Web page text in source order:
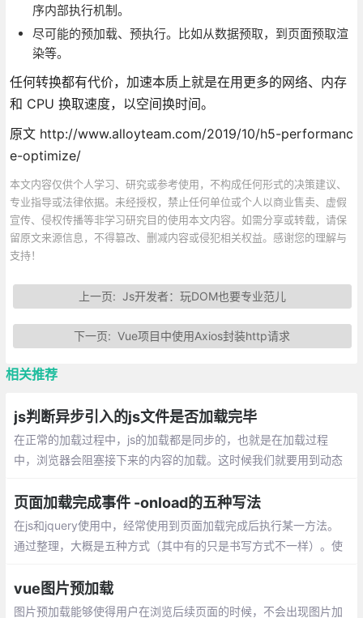
序内部执行机制。
尽可能的预加载、预执行。比如从数据预取，到页面预取渲
染等。
任何转换都有代价，加速本质上就是在用更多的网络、内存
和 CPU 换取速度，以空间换时间。
原文 http://www.alloyteam.com/2019/10/h5-performanc
e-optimize/
本文内容仅供个人学习、研究或参考使用，不构成任何形式的决策建议、
专业指导或法律依据。未经授权，禁止任何单位或个人以商业售卖、虚假
宣传、侵权传播等非学习研究目的使用本文内容。如需分享或转载，请保
留原文来源信息，不得篡改、删减内容或侵犯相关权益。感谢您的理解与
支持！
上一页: Js开发者：玩DOM也要专业范儿
下一页:Vue项目中使用Axios封装http请求
相关推荐
js判断异步引入的js文件是否加载完毕
在正常的加载过程中，js的加载都是同步的，也就是在加载过程
中，浏览器会阻塞接下来的内容的加载。这时候我们就要用到动态
s文件里的东西
页面加载完成事件 -onload的五种写法
在js和jquery使用中，经常使用到页面加载完成后执行某一方法。
通过整理，大概是五种方式（其中有的只是书写方式不一样）。使
vue图片预加载
图片预加载能够使得用户在浏览后续页面的时候，不会出现图片加